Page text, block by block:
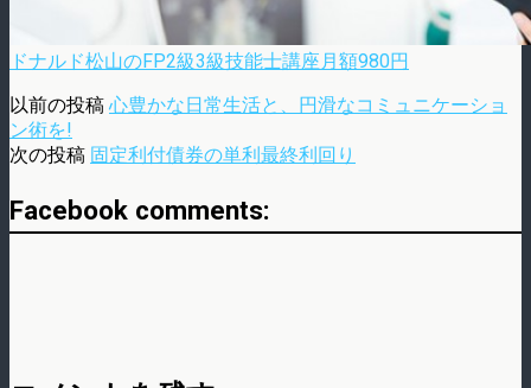
ドナルド松山のFP2級3級技能士講座月額980円
以前の投稿 心豊かな日常生活と、円滑なコミュニケーショ
ン術を!
次の投稿 固定利付債券の単利最終利回り
Facebook comments: